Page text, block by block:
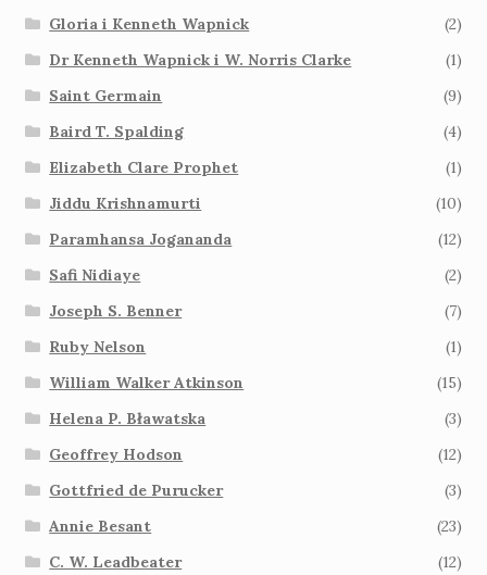
Gloria i Kenneth Wapnick
(2)
Dr Kenneth Wapnick i W. Norris Clarke
(1)
Saint Germain
(9)
Baird T. Spalding
(4)
Elizabeth Clare Prophet
(1)
Jiddu Krishnamurti
(10)
Paramhansa Jogananda
(12)
Safi Nidiaye
(2)
Joseph S. Benner
(7)
Ruby Nelson
(1)
William Walker Atkinson
(15)
Helena P. Bławatska
(3)
Geoffrey Hodson
(12)
Gottfried de Purucker
(3)
Annie Besant
(23)
C. W. Leadbeater
(12)